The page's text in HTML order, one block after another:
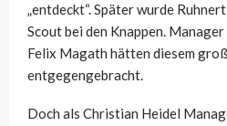
„entdeckt“. Später wurde
Scout bei den Knappen.
Felix Magath hätten diesem
entgegengebracht.
Doch als Christian Heidel